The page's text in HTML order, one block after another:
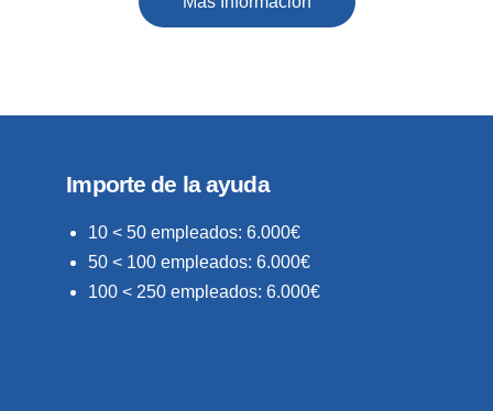
Importe de la ayuda
10 < 50 empleados: 6.000€
50 < 100 empleados: 6.000€
100 < 250 empleados: 6.000€